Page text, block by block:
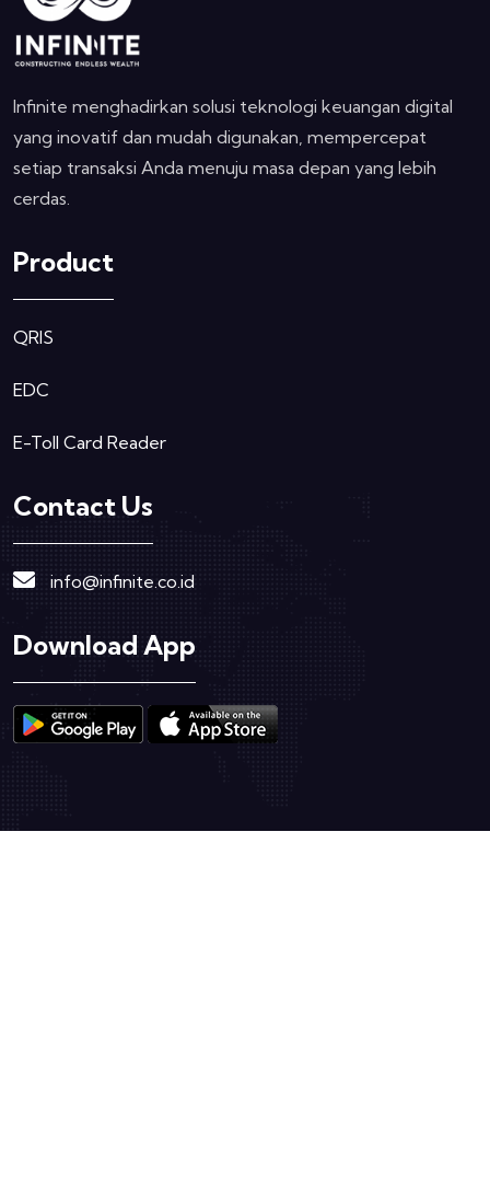
Infinite menghadirkan solusi teknologi keuangan digital
yang inovatif dan mudah digunakan, mempercepat
setiap transaksi Anda menuju masa depan yang lebih
cerdas.
Product
QRIS
EDC
E-Toll Card Reader
Contact Us
info@infinite.co.id
Download App